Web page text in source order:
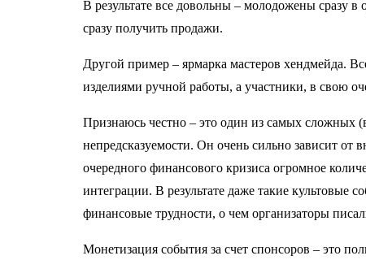
В результате все довольны – молодожены сразу в
сразу получить продажи.
Другой пример – ярмарка мастеров хендмейда.
изделиями ручной работы, а участники, в свою
Признаюсь честно – это один из самых сложных
непредсказуемости. Он очень сильно зависит
очередного финансового кризиса огромное
интеграции. В результате даже такие культовые
финансовые трудности, о чем организаторы
Монетизация события за счет спонсоров – это